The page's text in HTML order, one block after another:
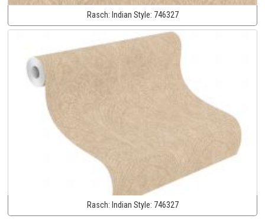
Rasch: Indian Style: 746327
Rasch: Indian Style: 746327